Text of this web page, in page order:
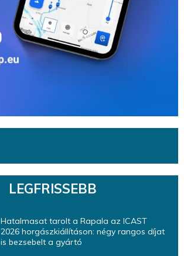
LEGFRISSEBB
Hatalmasat tarolt a Rapala az ICAST
2026 horgászkiállításon: négy rangos díjat
is bezsebelt a gyártó